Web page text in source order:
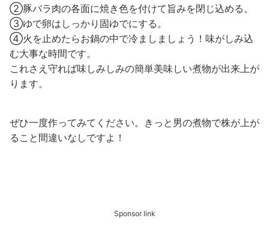
②豚バラ肉の各面に焼き色を付けて旨みを閉じ込める。
③ゆで卵はしっかり固ゆでにする。
④火を止めたらお鍋の中で冷ましましょう！味がしみ込
む大事な時間です。
これさえ守れば味しみしみの簡単美味しい煮物が出来上が
ります。
ぜひ一度作ってみてください。きっと男の煮物で株が上が
ること間違いなしですよ！
Sponsor link